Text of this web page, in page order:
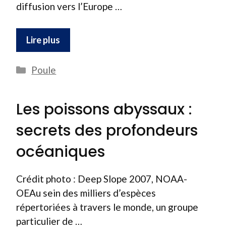
diffusion vers l’Europe …
Lire plus
Catégories
Poule
Les poissons abyssaux :
secrets des profondeurs
océaniques
Crédit photo : Deep Slope 2007, NOAA-
OEAu sein des milliers d’espèces
répertoriées à travers le monde, un groupe
particulier de …